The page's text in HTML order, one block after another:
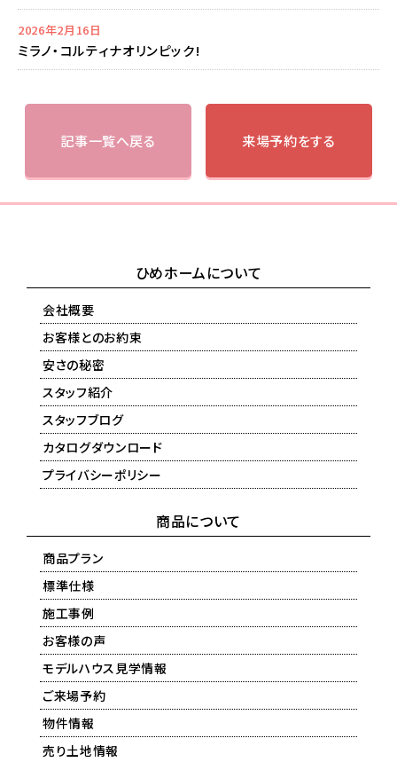
2026年2月16日
ミラノ・コルティナオリンピック!
記事一覧へ戻る 来場予約をする
ひめホームについて
会社概要
お客様とのお約束
安さの秘密
スタッフ紹介
スタッフブログ
カタログダウンロード
プライバシーポリシー
商品について
商品プラン
標準仕様
施工事例
お客様の声
モデルハウス見学情報
ご来場予約
物件情報
売り土地情報